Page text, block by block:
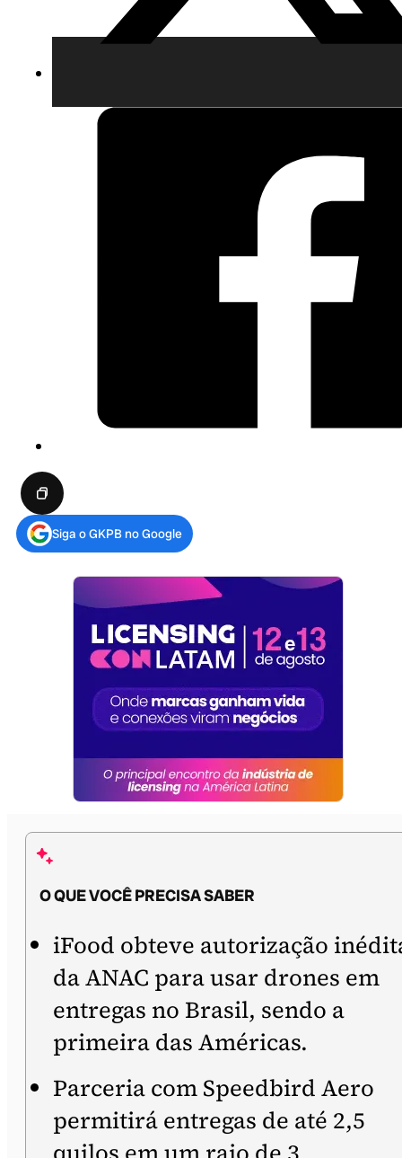
Siga o GKPB no Google
O QUE VOCÊ PRECISA SABER
iFood obteve autorização
da ANAC para usar drones em
entregas no Brasil, sendo a
primeira das Américas.
Parceria com Speedbird Aero
permitirá entregas de até 2,5